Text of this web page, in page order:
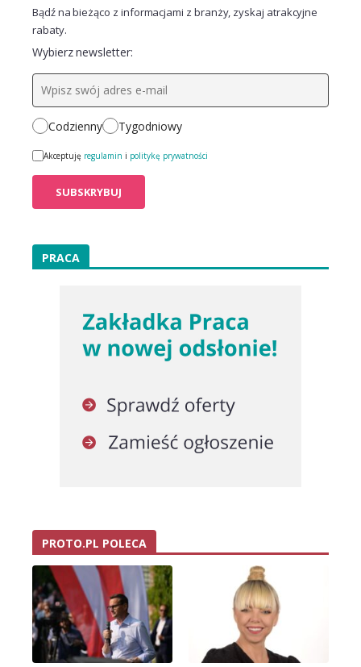
Bądź na bieżąco z informacjami z branży, zyskaj atrakcyjne
rabaty.
Wybierz newsletter:
Codzienny Tygodniowy
Akceptuję regulamin i politykę prywatności
PRACA
PROTO.PL POLECA